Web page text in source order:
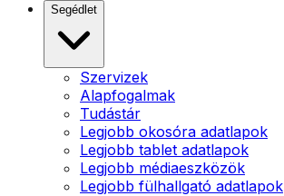
Segédlet
Szervizek
Alapfogalmak
Tudástár
Legjobb okosóra adatlapok
Legjobb tablet adatlapok
Legjobb médiaeszközök
Legjobb fülhallgató adatlapok